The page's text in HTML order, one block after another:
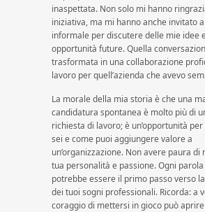
inaspettata. Non solo mi hanno
iniziativa, ma mi hanno anche invitato
informale per discutere delle mie idee
opportunità future. Quella
trasformata in una collaborazione
lavoro per quell’azienda che avevo
La morale della mia storia è che una
candidatura spontanea è molto più di
richiesta di lavoro; è un’opportunità
sei e come puoi aggiungere valore a
un’organizzazione. Non avere paura di
tua personalità e passione. Ogni
potrebbe essere il primo passo verso
dei tuoi sogni professionali. Ricorda: a
coraggio di mettersi in gioco può